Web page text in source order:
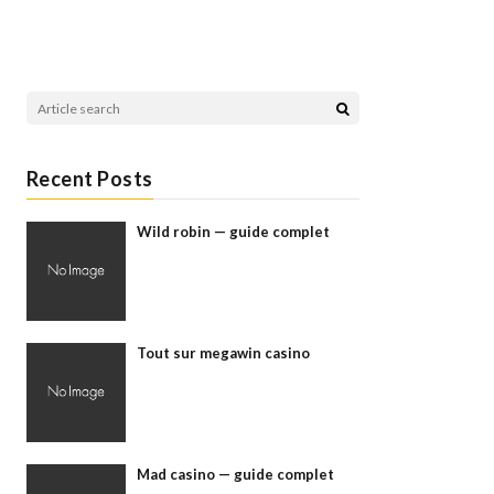
Recent Posts
Wild robin — guide complet
Tout sur megawin casino
Mad casino — guide complet